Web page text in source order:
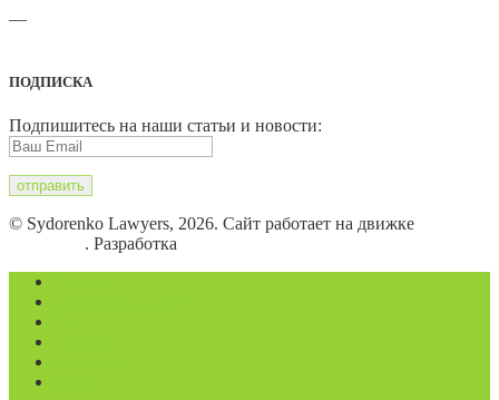
—
ПОДПИСКА
Подпишитесь на наши статьи и новости:
© Sydorenko Lawyers, 2026. Сайт работает на движке
. Разработка